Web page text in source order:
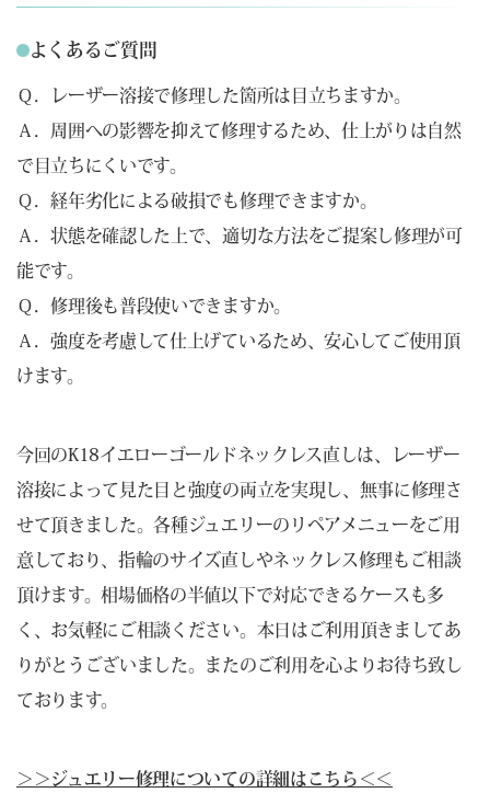
よくあるご質問
Ｑ．レーザー溶接で修理した箇所は目立ちますか。
Ａ．周囲への影響を抑えて修理するため、仕上がりは自然
で目立ちにくいです。
Ｑ．経年劣化による破損でも修理できますか。
Ａ．状態を確認した上で、適切な方法をご提案し修理が可
能です。
Ｑ．修理後も普段使いできますか。
Ａ．強度を考慮して仕上げているため、安心してご使用頂
けます。
今回のK18イエローゴールドネックレス直しは、レーザー
溶接によって見た目と強度の両立を実現し、無事に修理さ
せて頂きました。各種ジュエリーのリペアメニューをご用
意しており、指輪のサイズ直しやネックレス修理もご相談
頂けます。相場価格の半値以下で対応できるケースも多
く、お気軽にご相談ください。本日はご利用頂きましてあ
りがとうございました。またのご利用を心よりお待ち致し
ております。
＞＞ジュエリー修理についての詳細はこちら＜＜